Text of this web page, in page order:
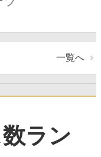
一覧へ
ラン